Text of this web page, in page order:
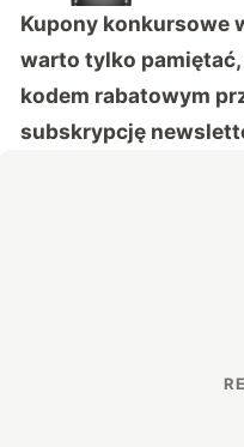
Kupony konkursowe
warto tylko pamiętać,
kodem rabatowym
subskrypcję